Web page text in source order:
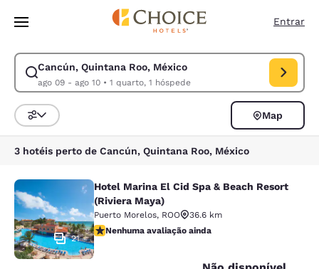
Pular Para Conteúdo Principal
Entrar
Cancún, Quintana Roo, México
ago 09 - ago 10• 1 quarto, 1 hóspede
Modificar pesquisa para Cancún, Quintana Roo, México. Data de
Classificar e filtrar
Map
3 hotéis perto de Cancún, Quintana Roo, México
Hotel Marina El Cid Spa & Beach
21
Hotel Marina El Cid Spa & Beach Resort
(Riviera Maya)
Puerto Morelos, ROO
36.6 km
Nenhuma avaliação ainda
Nenhuma avaliação ainda